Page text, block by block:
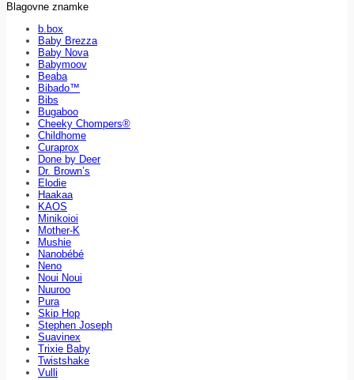
Blagovne znamke
b.box
Baby Brezza
Baby Nova
Babymoov
Beaba
Bibado™
Bibs
Bugaboo
Cheeky Chompers®
Childhome
Curaprox
Done by Deer
Dr. Brown’s
Elodie
Haakaa
KAOS
Minikoioi
Mother-K
Mushie
Nanobébé
Neno
Noui Noui
Nuuroo
Pura
Skip Hop
Stephen Joseph
Suavinex
Trixie Baby
Twistshake
Vulli